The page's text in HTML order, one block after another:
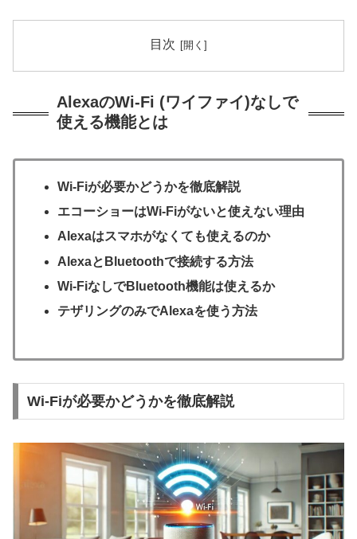
目次
AlexaのWi-Fi (ワイファイ)なしで
使える機能とは
Wi-Fiが必要かどうかを徹底解説
エコーショーはWi-Fiがないと使えない理由
Alexaはスマホがなくても使えるのか
AlexaとBluetoothで接続する方法
Wi-FiなしでBluetooth機能は使えるか
テザリングのみでAlexaを使う方法
Wi-Fiが必要かどうかを徹底解説